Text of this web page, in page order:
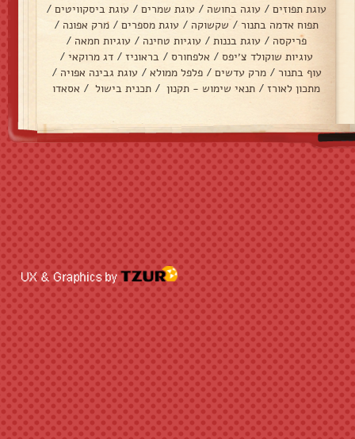
עוגת תפוזים / עוגה בחושה / עוגת שמרים / עוגת ביסקוויטים /
תפוח אדמה בתנור / שקשוקה / עוגת מספרים / מרק אפונה /
פריקסה / עוגת בננות / עוגיות טחינה / עוגיות חמאה /
עוגיות שוקולד צ׳יפס / אלפחורס / בראוניז / דג מרוקאי /
עוף בתנור / מרק עדשים / פלפל ממולא / עוגת גבינה אפויה /
מתכון לאורז / תנאי שימוש - תקנון / תכנית בישול / אסאדו